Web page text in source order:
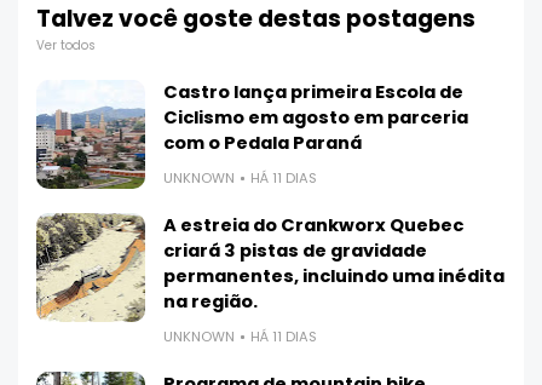
Talvez você goste destas postagens
Ver todos
Castro lança primeira Escola de
Ciclismo em agosto em parceria
com o Pedala Paraná
UNKNOWN HÁ 11 DIAS
A estreia do Crankworx Quebec
criará 3 pistas de gravidade
permanentes, incluindo uma inédita
na região.
UNKNOWN HÁ 11 DIAS